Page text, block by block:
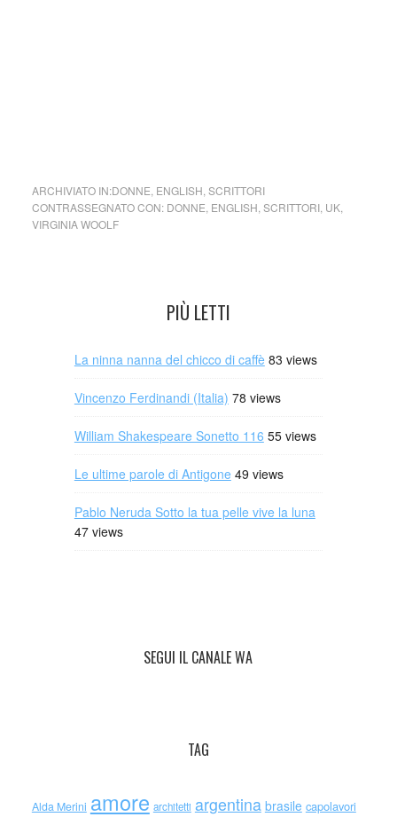
ARCHIVIATO IN:DONNE ENGLISH SCRITTORI
CONTRASSEGNATO CON: DONNE ENGLISH SCRITTORI, UK,
VIRGINIA WOOLF
PIÙ LETTI
La ninna nanna del chicco di caffè 83 views
Vincenzo Ferdinandi (Italia) 78 views
William Shakespeare Sonetto 116 55 views
Le ultime parole di Antigone 49 views
Pablo Neruda Sotto la tua pelle vive la luna
47 views
SEGUI IL CANALE WA
TAG
Alda Merini amore architetti argentina brasile capolavori